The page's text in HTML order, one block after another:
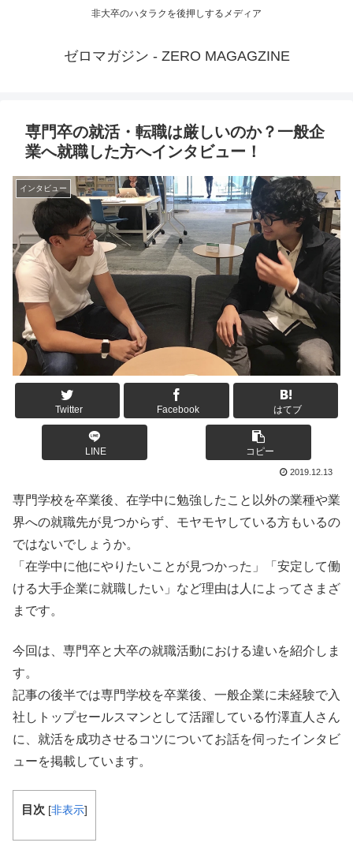
非大卒のハタラクを後押しするメディア
ゼロマガジン - ZERO MAGAGZINE
専門卒の就活・転職は厳しいのか？一般企
業へ就職した方へインタビュー！
インタビュー
Twitter Facebook はてブ
LINE コピー
2019.12.13
専門学校を卒業後、在学中に勉強したこと以外の業種や業
界への就職先が見つからず、モヤモヤしている方もいるの
ではないでしょうか。
「在学中に他にやりたいことが見つかった」「安定して働
ける大手企業に就職したい」など理由は人によってさまざ
まです。
今回は、 専門卒と大卒の就職活動における違いを紹介しま
す。
記事の後半では専門学校を卒業後、一般企業に未経験で入
社しトップセールスマンとして活躍している竹澤直人さん
に、就活を成功させるコツについてお話を伺ったインタビ
ューを掲載しています。
目次 [非表示]